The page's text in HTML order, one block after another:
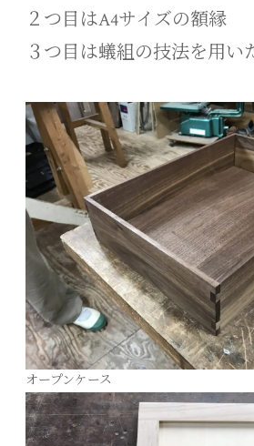
２つ目はA4サイズの額縁
３つ目は蟻組の技法を用い
オープンケース